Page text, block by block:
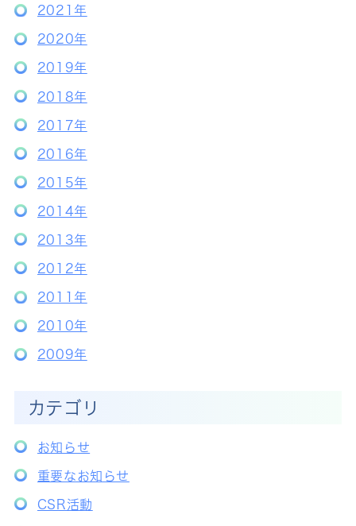
2021年
2020年
2019年
2018年
2017年
2016年
2015年
2014年
2013年
2012年
2011年
2010年
2009年
カテゴリ
お知らせ
重要なお知らせ
CSR活動